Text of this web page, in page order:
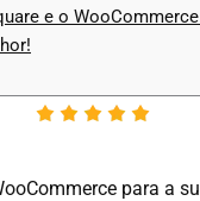
e o
para a